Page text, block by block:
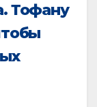
Тофану